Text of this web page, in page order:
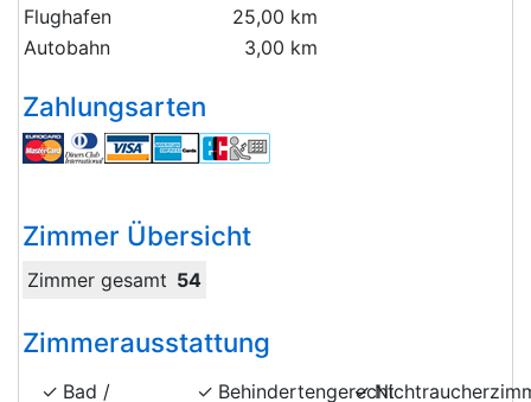
Flughafen
25,00 km
Autobahn
3,00 km
Zahlungsarten
Zimmer Übersicht
Zimmer gesamt 54
Zimmerausstattung
Bad /
Behindertengerecht